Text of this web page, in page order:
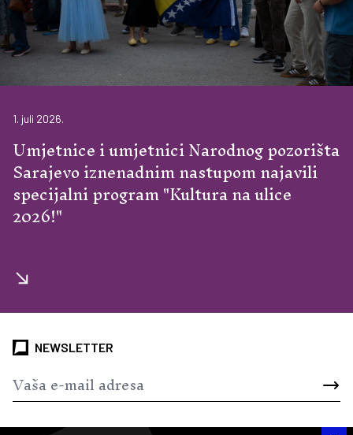
1. juli 2026.
Umjetnice i umjetnici Narodnog pozorišta
Sarajevo iznenadnim nastupom najavili
specijalni program "Kultura na ulice
2026!"
NEWSLETTER